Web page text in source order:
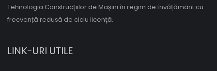
Tehnologia Construcțiilor de Mașini în regim de învățământ cu
frecvență redusă de ciclu licenţă.
LINK-URI UTILE